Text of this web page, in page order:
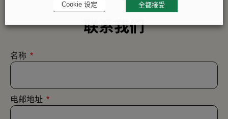
联系我们
名称
电邮地址
Cookie 设定 全都接受